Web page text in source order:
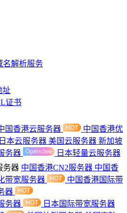
名解析服务
址
证书
国香港云服务器
中国香港优
日本云服务器 美国云服务器 新加坡
务器
日本轻量云服务器
务器 中国香港CN2服务器 中国香
带宽服务器
中国香港国际带
器
务器
日本国际带宽服务器